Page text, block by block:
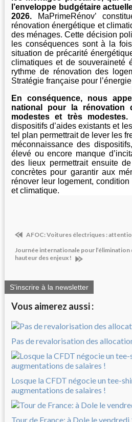
l’enveloppe budgétaire
2026.
MaPrimeRénov’
rénovation énergétique et
des ménages. Cette décision
les conséquences sont à la
situation de précarité
climatiques et de souveraineté
rythme de rénovation des
Stratégie française pour
En conséquence, nous
national pour la rénovation
modestes et très modestes.
dispositifs d’aides existants et
tel plan permettrait de lever les
méconnaissance des
élevé ou encore manque
des lieux permettrait ensuite
concrètes pour garantir aux
rénover leur logement,
et climatique.
AFOC: Voitures électriques :
Journée internationale pour l’élimination
hauteur des enjeux !
S'inscrire à la newsletter
Vous aimerez aussi :
Pas de revalorisation des
Losque la CFDT négocie un tee-
augmentations de salaires !
Tour de France: à Dole le